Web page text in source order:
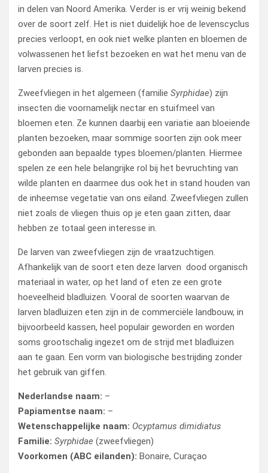
in delen van Noord Amerika. Verder is er vrij weinig bekend
over de soort zelf. Het is niet duidelijk hoe de levenscyclus
precies verloopt, en ook niet welke planten en bloemen de
volwassenen het liefst bezoeken en wat het menu van de
larven precies is.
Zweefvliegen in het algemeen (familie Syrphidae) zijn
insecten die voornamelijk nectar en stuifmeel van
bloemen eten. Ze kunnen daarbij een variatie aan bloeiende
planten bezoeken, maar sommige soorten zijn ook meer
gebonden aan bepaalde types bloemen/planten. Hiermee
spelen ze een hele belangrijke rol bij het bevruchting van
wilde planten en daarmee dus ook het in stand houden van
de inheemse vegetatie van ons eiland. Zweefvliegen zullen
niet zoals de vliegen thuis op je eten gaan zitten, daar
hebben ze totaal geen interesse in.
De larven van zweefvliegen zijn de vraatzuchtigen.
Afhankelijk van de soort eten deze larven dood organisch
materiaal in water, op het land of eten ze een grote
hoeveelheid bladluizen. Vooral de soorten waarvan de
larven bladluizen eten zijn in de commerciële landbouw, in
bijvoorbeeld kassen, heel populair geworden en worden
soms grootschalig ingezet om de strijd met bladluizen
aan te gaan. Een vorm van biologische bestrijding zonder
het gebruik van giffen.
Nederlandse naam: –
Papiamentse naam: –
Wetenschappelijke naam: Ocyptamus dimidiatus
Familie: Syrphidae (zweefvliegen)
Voorkomen (ABC eilanden): Bonaire, Curaçao